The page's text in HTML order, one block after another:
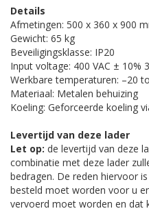
Details
Afmetingen: 500 x 360 x 900
Gewicht: 65 kg
Beveiligingsklasse: IP20
Input voltage: 400 VAC ± 10%
Werkbare temperaturen: –20
Materiaal: Metalen behuizing
Koeling: Geforceerde koeling
Levertijd van deze lader
Let op: de levertijd van deze
combinatie met deze lader
bedragen. De reden hiervoor
besteld moet worden voor u
vervoerd moet worden en dat